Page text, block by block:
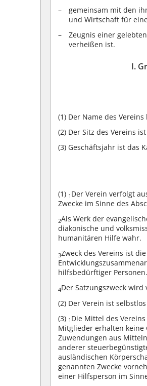
gemeinsam mit den
und Wirtschaft für
Zeugnis einer
verheißen ist.
I.
(1) Der Name des
(2) Der Sitz des Vereins
(3) Geschäftsjahr ist das
(1) 1 Der Verein verfolgt
Zwecke im Sinne des
2Als Werk der
diakonische und
humanitären Hilfe wahr.
3Zweck des Vereins ist
hilfsbedürftiger Personen.
4Der Satzungszweck
(2) Der Verein ist
(3) 1 Die Mittel des
Mitglieder erhalten keine
Zuwendungen aus
anderer
ausländischen
genannten Zwecke
einer Hilfsperson im